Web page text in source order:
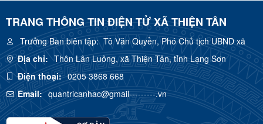
TRANG THÔNG TIN ĐIỆN TỬ XÃ THIỆN TÂN
Trưởng Ban biên tập:Tô Văn Quyền, Phó Chủ tịch UBND xã
Địa chỉ: Thôn Lân Luông, xã Thiện Tân, tỉnh Lạng Sơn
Điện thoại: 0205 3868 668
Email: quantricanhac@gmail---------.vn